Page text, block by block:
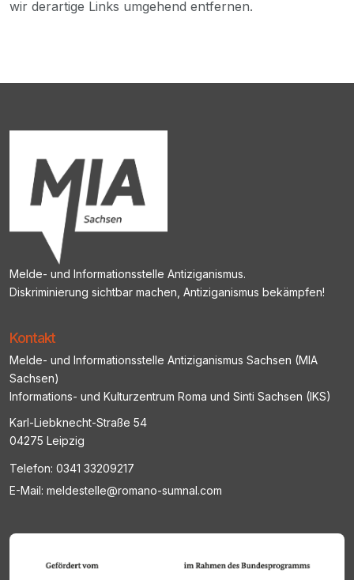
wir derartige Links umgehend entfernen.
Melde- und Informationsstelle Antiziganismus.
Diskriminierung sichtbar machen, Antiziganismus bekämpfen!
Kontakt
Melde- und Informationsstelle Antiziganismus Sachsen (MIA
Sachsen)
Informations- und Kulturzentrum Roma und Sinti Sachsen (IKS)
Karl-Liebknecht-Straße 54
04275 Leipzig
Telefon: 0341 33209217
E-Mail: meldestelle@romano-sumnal.com